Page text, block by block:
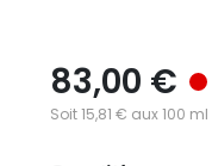
83,00 €
Soit 15,81 € aux 100 ml